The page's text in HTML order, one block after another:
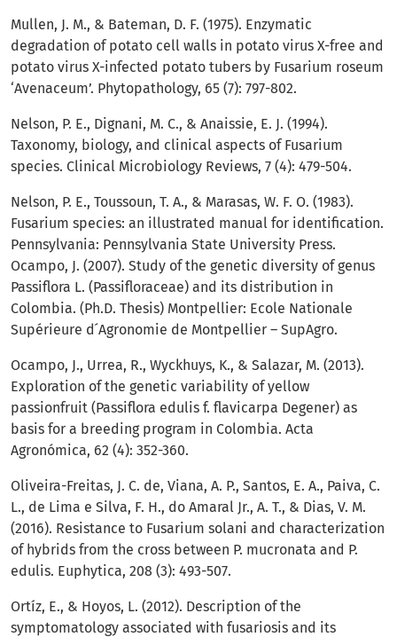
Mullen, J. M., & Bateman, D. F. (1975). Enzymatic
degradation of potato cell walls in potato virus X-free and
potato virus X-infected potato tubers by Fusarium roseum
‘Avenaceum’. Phytopathology, 65 (7): 797-802.
Nelson, P. E., Dignani, M. C., & Anaissie, E. J. (1994).
Taxonomy, biology, and clinical aspects of Fusarium
species. Clinical Microbiology Reviews, 7 (4): 479-504.
Nelson, P. E., Toussoun, T. A., & Marasas, W. F. O. (1983).
Fusarium species: an illustrated manual for identification.
Pennsylvania: Pennsylvania State University Press.
Ocampo, J. (2007). Study of the genetic diversity of genus
Passiflora L. (Passifloraceae) and its distribution in
Colombia. (Ph.D. Thesis) Montpellier: Ecole Nationale
Supérieure d ́Agronomie de Montpellier – SupAgro.
Ocampo, J., Urrea, R., Wyckhuys, K., & Salazar, M. (2013).
Exploration of the genetic variability of yellow
passionfruit (Passiflora edulis f. flavicarpa Degener) as
basis for a breeding program in Colombia. Acta
Agronómica, 62 (4): 352-360.
Oliveira-Freitas, J. C. de, Viana, A. P., Santos, E. A., Paiva, C.
L., de Lima e Silva, F. H., do Amaral Jr., A. T., & Dias, V. M.
(2016). Resistance to Fusarium solani and characterization
of hybrids from the cross between P. mucronata and P.
edulis. Euphytica, 208 (3): 493-507.
Ortíz, E., & Hoyos, L. (2012). Description of the
symptomatology associated with fusariosis and its